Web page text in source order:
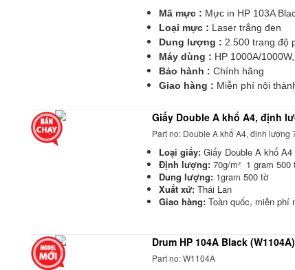
Mã mực : Mực in HP 103A
Loại mực : Laser trắng đen
Dung lượng : 2.500 trang độ
Máy dùng : HP 1000A/
Bảo hành : Chính hãng
Giao hàng : Miễn phí nội
Giấy Double A khổ A4, định
Part no: Double A khổ A4, định lượng
Loại giấy:Giấy Double A khổ A4
Định lượng:70g/m² 1 gram 500
Dung lượng:1gram 500 tờ
Xuất xứ:Thái Lan
Giao hàng:Toàn quốc, miễn phí
Drum HP 104A Black (W1104A)
Part no: W1104A